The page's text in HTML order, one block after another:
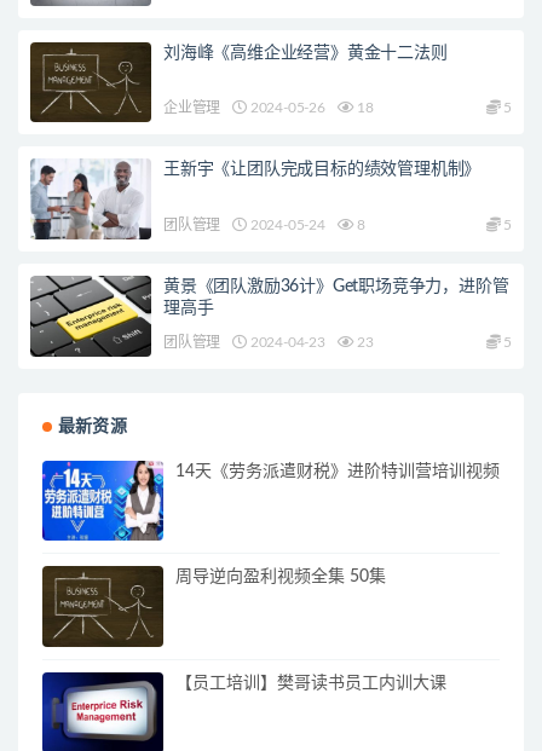
刘海峰《高维企业经营》黄金十二法则
企业管理 2024-05-26 18 5
王新宇《让团队完成目标的绩效管理机制》
团队管理 2024-05-24 8 5
黄景《团队激励36计》Get职场竞争力，进阶管
理高手
团队管理 2024-04-23 23 5
最新资源
14天《劳务派遣财税》进阶特训营培训视频
周导逆向盈利视频全集 50集
【员工培训】樊哥读书员工内训大课